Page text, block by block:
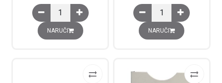
Armatura rasvjetna 11W, pričvršćivanje magnetom,
NARUČI
Armatura rasvjetna
NARUČI